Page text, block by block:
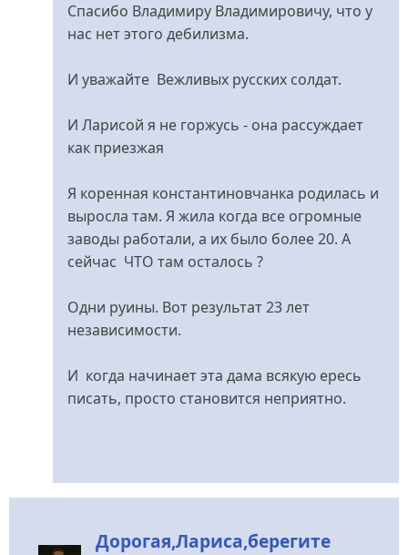
Спасибо Владимиру Владимировичу, что у
нас нет этого дебилизма.
И уважайте Вежливых русских солдат.
И Ларисой я не горжусь - она рассуждает
как приезжая
Я коренная константиновчанка родилась и
выросла там. Я жила когда все огромные
заводы работали, а их было более 20. А
сейчас ЧТО там осталось ?
Одни руины. Вот результат 23 лет
независимости.
И когда начинает эта дама всякую ересь
писать, просто становится неприятно.
Дорогая,Лариса,берегите